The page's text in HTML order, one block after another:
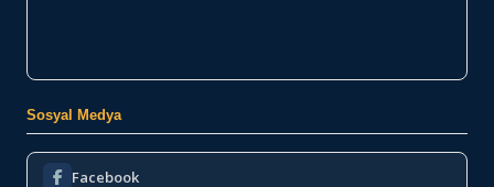
Sosyal Medya
Facebook